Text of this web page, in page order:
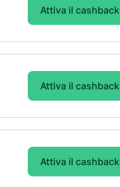
Attiva il cashback
Attiva il cashback
Attiva il cashback